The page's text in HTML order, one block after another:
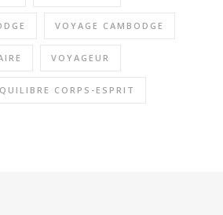
VOYAGE CAMBODGE
VOYAGEUR
CORPS-ESPRIT